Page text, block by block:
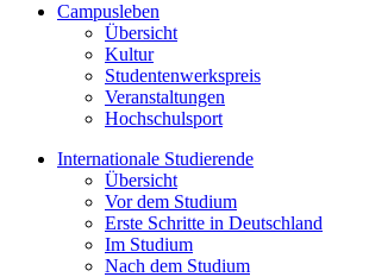
Campusleben
Übersicht
Kultur
Studentenwerkspreis
Veranstaltungen
Hochschulsport
Internationale Studierende
Übersicht
Vor dem Studium
Erste Schritte in Deutschland
Im Studium
Nach dem Studium